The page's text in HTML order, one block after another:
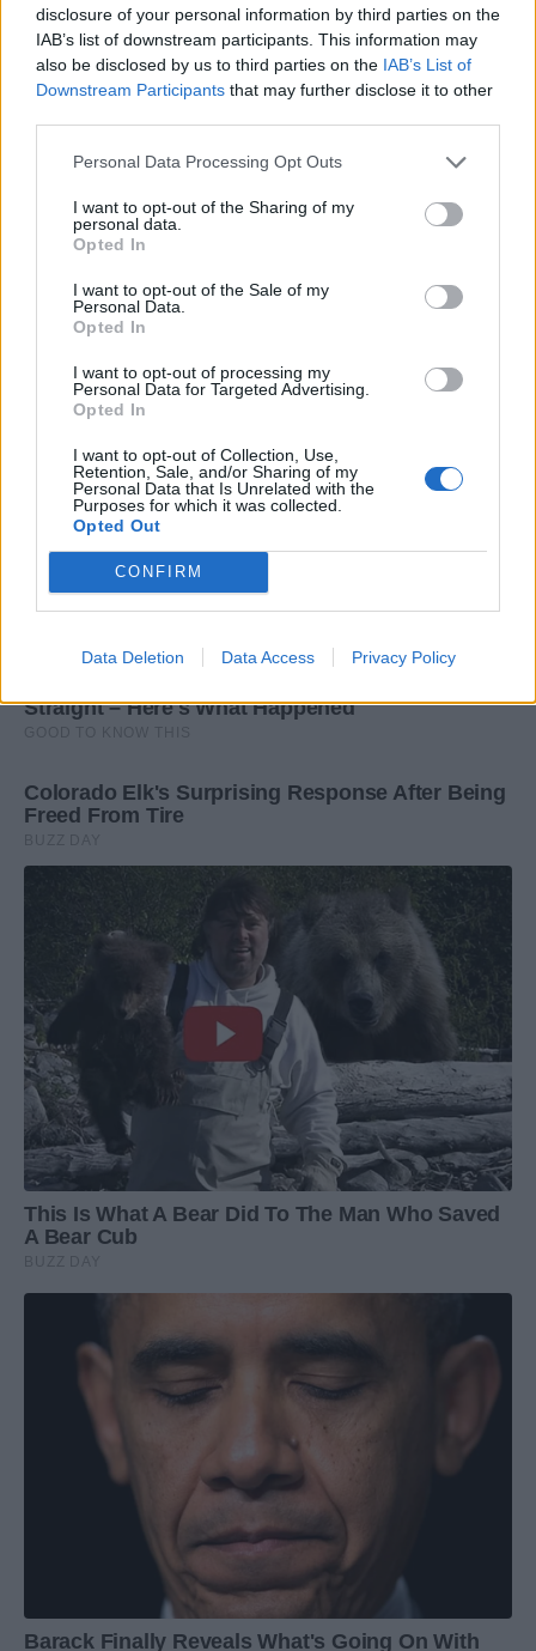
disclosure of your personal information by third parties on the
IAB’s list of downstream participants. This information may
also be disclosed by us to third parties on the IAB’s List of
Downstream Participants that may further disclose it to other
Personal Data Processing Opt Outs
I want to opt-out of the Sharing of my
personal data.
Opted In
I want to opt-out of the Sale of my
Personal Data.
Opted In
I want to opt-out of processing my
Personal Data for Targeted Advertising.
Opted In
I want to opt-out of Collection, Use,
Retention, Sale, and/or Sharing of my
Personal Data that Is Unrelated with the
Purposes for which it was collected.
Opted Out
CONFIRM
Data Deletion Data Access Privacy Policy